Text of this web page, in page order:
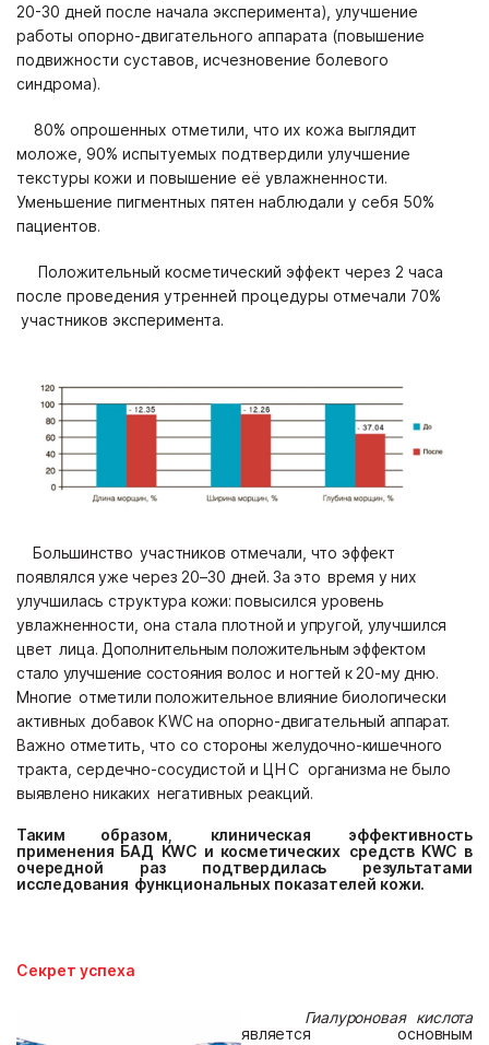
20-30 дней после начала эксперимента), улучшение
работы опорно-двигательного аппарата (повышение
подвижности суставов, исчезновение болевого
синдрома).
80% опрошенных отметили, что их кожа выглядит
моложе, 90% испытуемых подтвердили улучшение
текстуры кожи и повышение её увлажненности.
Уменьшение пигментных пятен наблюдали у себя 50%
пациентов.
Положительный косметический эффект через 2 часа
после проведения утренней процедуры отмечали 70%
участников эксперимента.
Большинство участников отмечали, что эффект
появлялся уже через 20–30 дней. За это время у них
улучшилась структура кожи: повысился уровень
увлажненности,она стала плотной и упругой, улучшился
цвет лица. Дополнительным положительным эффектом
стало улучшение состояния волос иногтей к 20-му дню.
Многие отметили положительное влияние биологически
активных добавок KWC на опорно-двигательный аппарат.
Важно отметить, что со стороны желудочно-кишечного
тракта, сердечно-сосудистой и ЦНС организма не было
выявлено никаких негативных реакций.
Таким образом, клиническая эффективность
применения БАД KWС и косметических средств KWС в
очередной раз подтвердилась результатами
исследования функциональных показателей кожи.
Секрет успеха
Гиалуроновая кислота
является основным